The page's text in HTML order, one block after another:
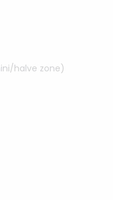
halve zone)